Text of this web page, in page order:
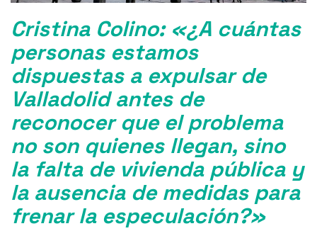
Cristina Colino: «¿A cuántas
personas estamos
dispuestas a expulsar de
Valladolid antes de
reconocer que el problema
no son quienes llegan, sino
la falta de vivienda pública y
la ausencia de medidas para
frenar la especulación?»